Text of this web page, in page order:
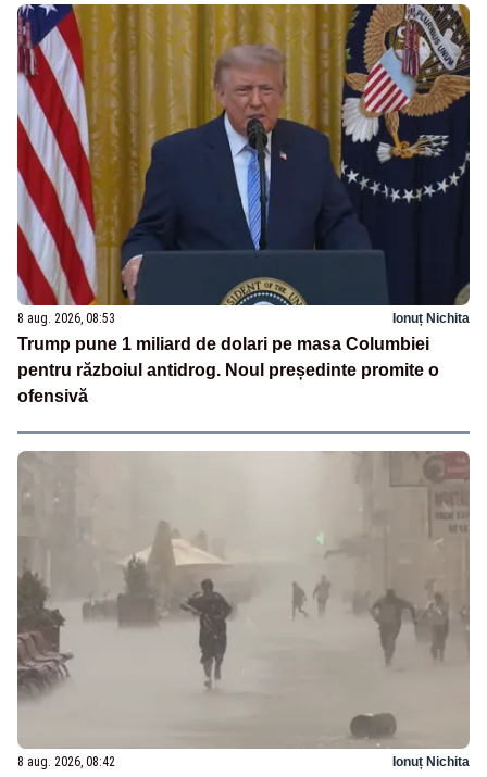
8 aug. 2026, 08:53 Ionuț Nichita
Trump pune 1 miliard de dolari pe masa Columbiei
pentru războiul antidrog. Noul președinte promite o
ofensivă
8 aug. 2026, 08:42 Ionuț Nichita